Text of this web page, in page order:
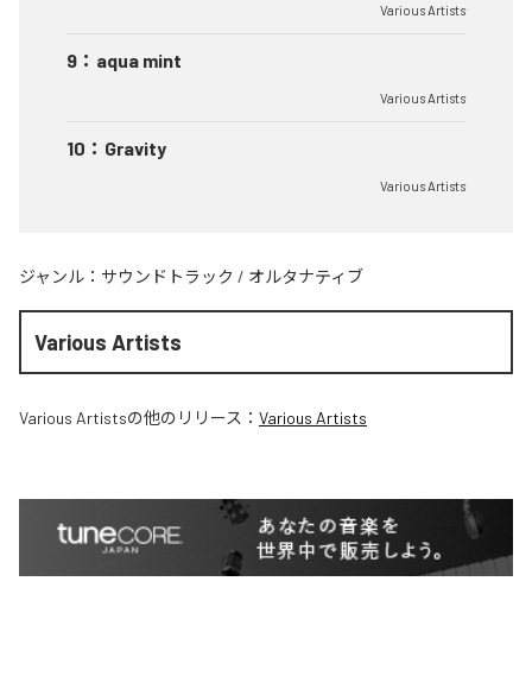
Various Artists
9 ： aqua mint
Various Artists
10 ： Gravity
Various Artists
ジャンル： サウンドトラック / オルタナティブ
Various Artists
Various Artistsの他のリリース： Various Artists